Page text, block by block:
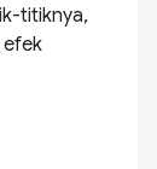
titiknya,
efek